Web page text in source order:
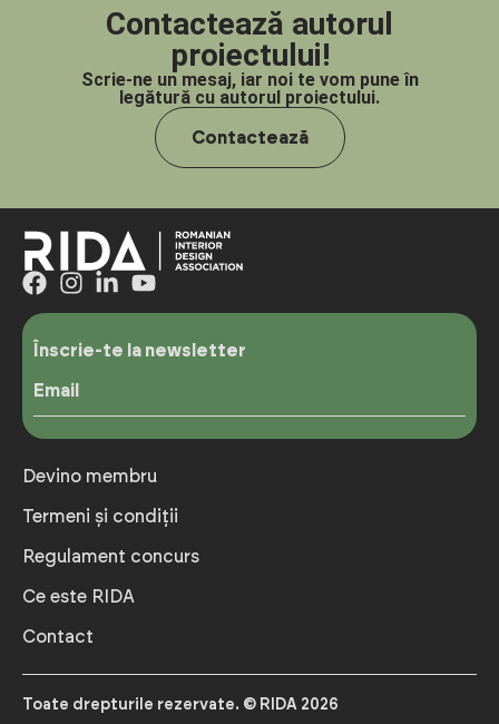
Contactează autorul
proiectului!
Scrie-ne un mesaj, iar noi te vom pune în
legătură cu autorul proiectului.
Contactează
Înscrie-te la newsletter
Email
Devino membru
Termeni și condiții
Regulament concurs
Ce este RIDA
Contact
Toate drepturile rezervate. © RIDA 2026